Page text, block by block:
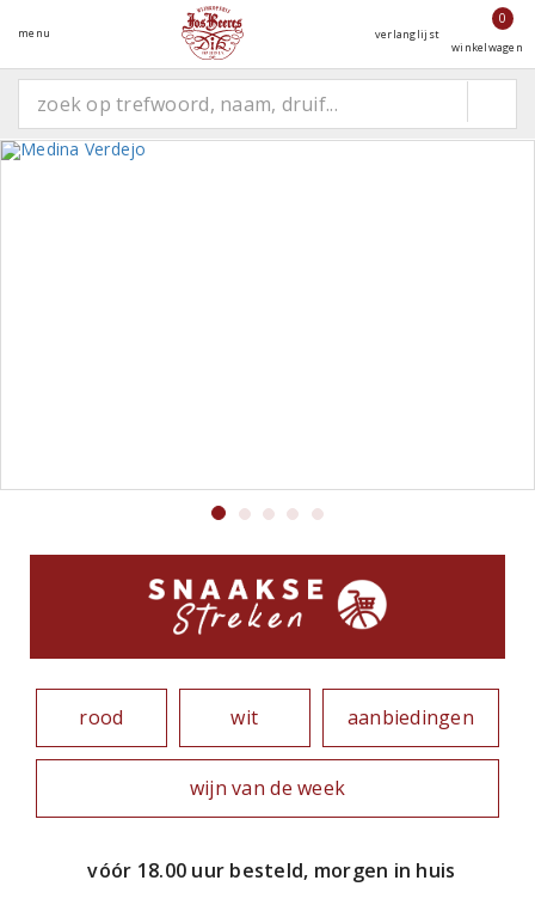
menu verlanglijst
0
winkelwagen
rood wit aanbiedingen
wijn van de week
vóór 18.00 uur besteld, morgen in huis